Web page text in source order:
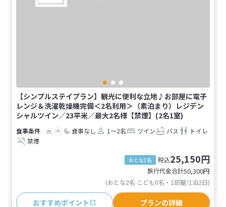
【シンプルステイプラン】観光に便利な立地♪お部屋に電子
レンジ＆洗濯乾燥機完備＜2名利用＞（素泊まり）レジデン
シャルツイン／23平米／最大2名様【禁煙】(2名1室)
食事なし 1～2名 ツイン バス
トイレ
禁煙
おとな1名 税込25,150円
旅行代金合計50,300円
(おとな2名 こども0名・1部屋/1泊2日)
おすすめポイント プランの詳細